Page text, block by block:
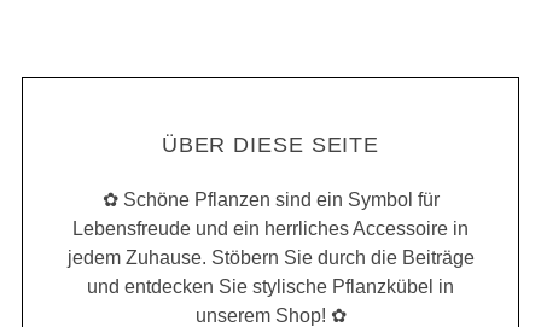
ÜBER DIESE SEITE
✿ Schöne Pflanzen sind ein Symbol für
Lebensfreude und ein herrliches Accessoire in
jedem Zuhause. Stöbern Sie durch die Beiträge
und entdecken Sie stylische Pflanzkübel in
unserem Shop! ✿